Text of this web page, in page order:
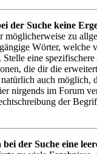
der Suche keine
möglicherweise zu
Wörter, welche
eine
die dir die
auch möglich,
nirgends im Forum
der
der Suche eine